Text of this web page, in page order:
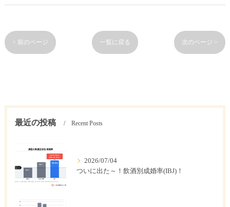
< 前のページ 一覧に戻る 次のページ >
最近の投稿 Recent Posts
2026/07/04
ついに出た～！飲酒別成婚率(IBJ)！